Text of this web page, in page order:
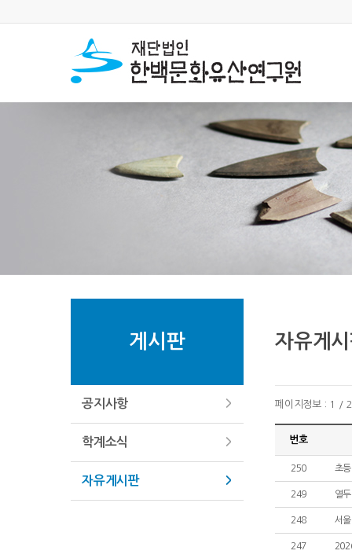
게시판
공지사항
학계소식
자유게시판
자유게
페이지정보 : 1 /
번호
250 초
249 열
248 서
247